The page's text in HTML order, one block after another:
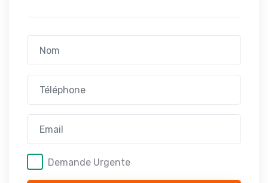
Demande Urgente